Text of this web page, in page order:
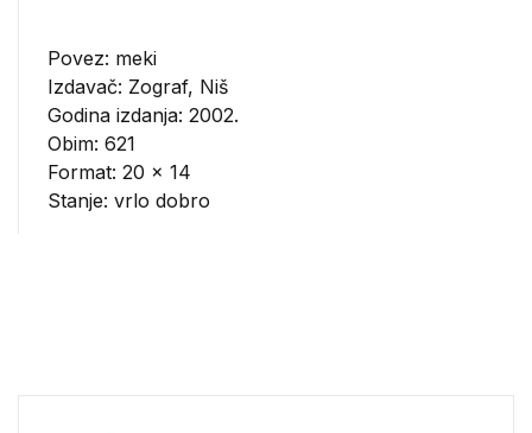
Povez: meki
Izdavač: Zograf, Niš
Godina izdanja: 2002.
Obim: 621
Format: 20 x 14
Stanje: vrlo dobro